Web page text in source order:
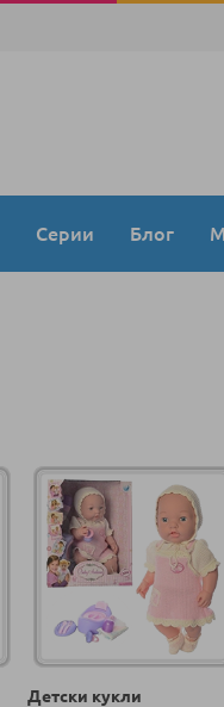
Серии Блог
Детски кукли